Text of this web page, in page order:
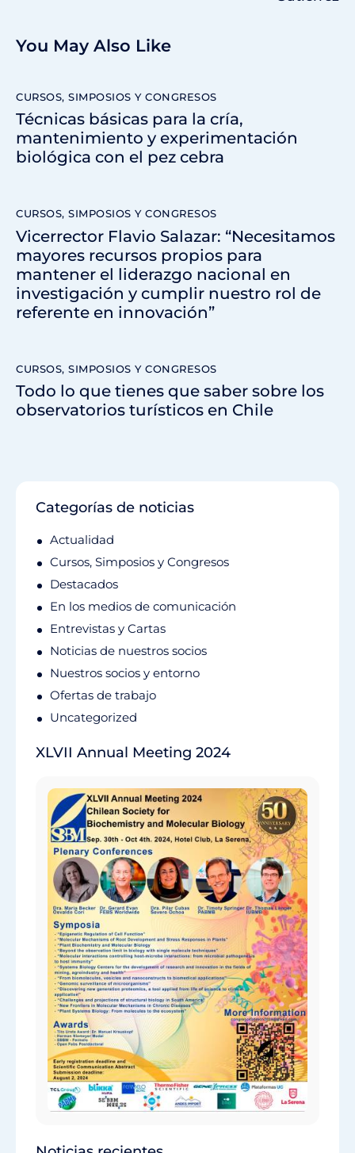
You May Also Like
CURSOS, SIMPOSIOS Y CONGRESOS
Técnicas básicas para la cría,
mantenimiento y experimentación
biológica con el pez cebra
CURSOS, SIMPOSIOS Y CONGRESOS
Vicerrector Flavio Salazar: “Necesitamos
mayores recursos propios para
mantener el liderazgo nacional en
investigación y cumplir nuestro rol de
referente en innovación”
CURSOS, SIMPOSIOS Y CONGRESOS
Todo lo que tienes que saber sobre los
observatorios turísticos en Chile
Categorías de noticias
Actualidad
Cursos, Simposios y Congresos
Destacados
En los medios de comunicación
Entrevistas y Cartas
Noticias de nuestros socios
Nuestros socios y entorno
Ofertas de trabajo
Uncategorized
XLVII Annual Meeting 2024